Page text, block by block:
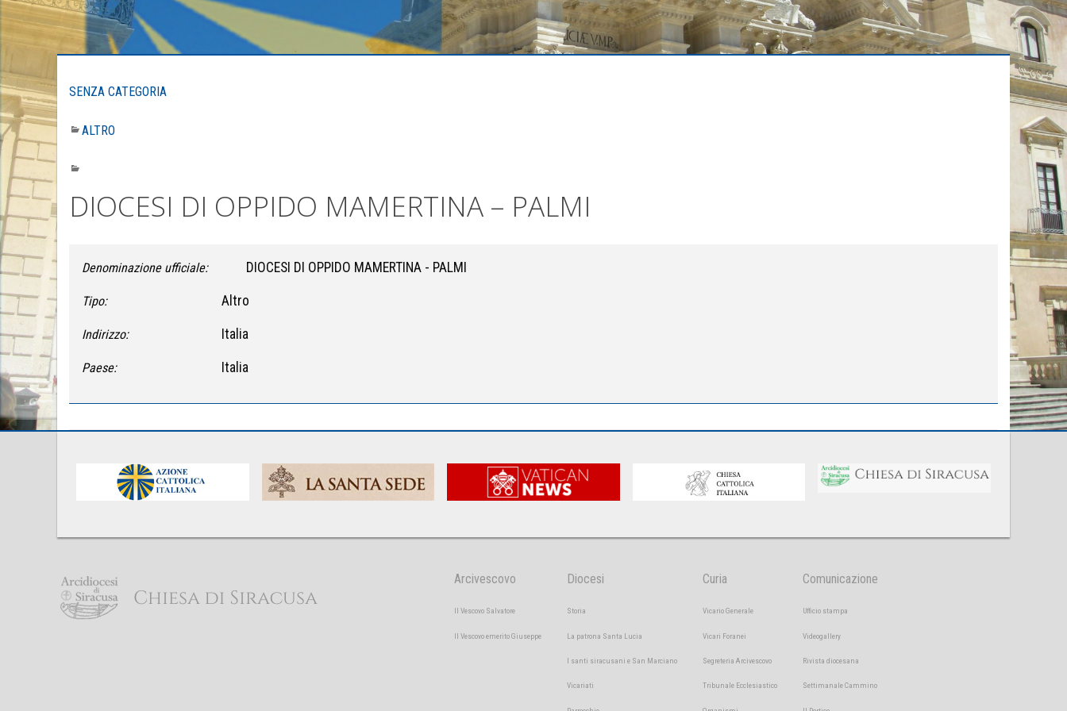
SENZA CATEGORIA
ALTRO
DIOCESI DI OPPIDO MAMERTINA – PALMI
Denominazione ufficiale: DIOCESI DI OPPIDO MAMERTINA - PALMI
Tipo: Altro
Indirizzo: Italia
Paese: Italia
Arcivescovo
Il Vescovo Salvatore
Il Vescovo emerito Giuseppe
Diocesi
Storia
La patrona Santa Lucia
I santi siracusani e San Marciano
Vicariati
Curia
Vicario Generale
Vicari Foranei
Segreteria Arcivescovo
Tribunale Ecclesiastico
Comunicazione
Ufficio stampa
Videogallery
Rivista diocesana
Settimanale Cammino